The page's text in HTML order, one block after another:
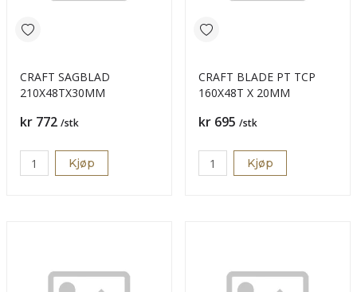
CRAFT SAGBLAD
210X48TX30MM
Pris
kr 772 /stk
Kjøp
CRAFT BLADE PT TCP
160X48T X 20MM
Pris
kr 695 /stk
Kjøp